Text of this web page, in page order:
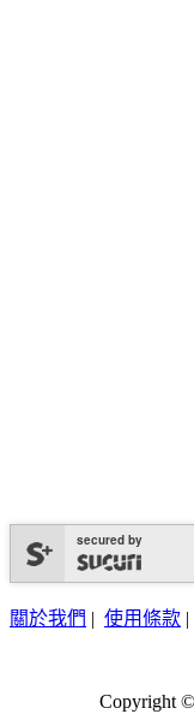
secured by
關於我們 | 使用條款 |
Copyright